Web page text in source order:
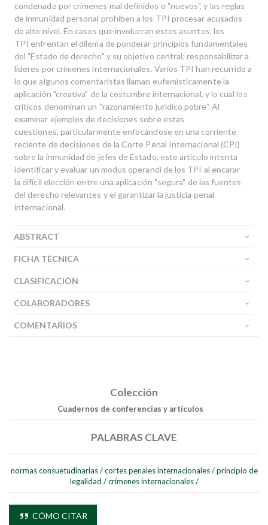
condenado por crímenes mal definidos o "nuevos", y las reglas
de inmunidad personal prohíben a los TPI procesar acusados
de alto nivel. En casos que involucran estos asuntos, los
TPI enfrentan el dilema de ponderar principios fundamentales
del "Estado de derecho" y su objetivo central: responsabilizar a
líderes por crímenes internacionales. Varios TPI han recurrido a
lo que algunos comentaristas llaman eufemísticamente la
aplicación "creativa" de la costumbre internacional, y lo cual los
críticos denominan un "razonamiento jurídico pobre”. Al
examinar ejemplos de decisiones sobre estas
cuestiones, particularmente enfocándose en una corriente
reciente de decisiones de la Corte Penal Internacional (CPI)
sobre la inmunidad de jefes de Estado, este artículo intenta
identificar y evaluar un modus operandi de los TPI al encarar
la difícil elección entre una aplicación "segura" de las fuentes
del derecho relevantes y el garantizar la justicia penal
internacional.
ABSTRACT
FICHA TÉCNICA
CLASIFICACIÓN
COLABORADORES
COMENTARIOS
Colección
Cuadernos de conferencias y artículos
PALABRAS CLAVE
normas consuetudinarias / cortes penales internacionales / principio de
legalidad / crímenes internacionales /
CÓMO CITAR